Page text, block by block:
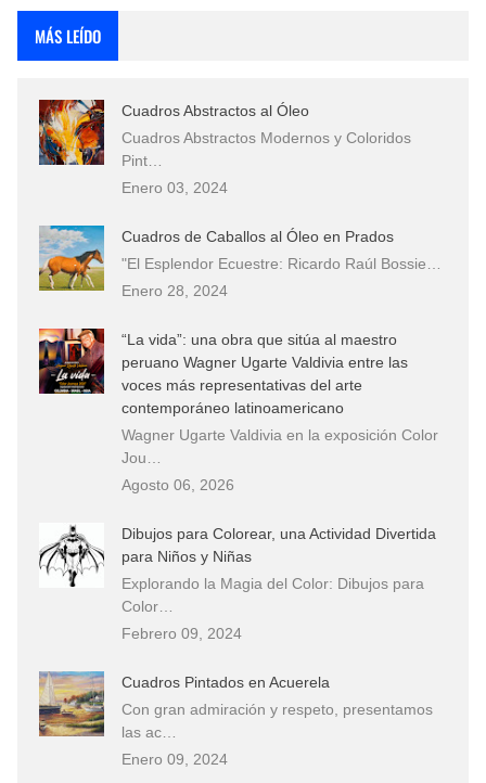
Que significan los cuadros de negras africanas?
El mundo del arte en pintura surrealista
MÁS LEÍDO
Cuadros Abstractos al Óleo
Cuadros Abstractos Modernos y Coloridos
Pint…
Enero 03, 2024
Cuadros de Caballos al Óleo en Prados
"El Esplendor Ecuestre: Ricardo Raúl Bossie…
Enero 28, 2024
“La vida”: una obra que sitúa al maestro
peruano Wagner Ugarte Valdivia entre las
voces más representativas del arte
contemporáneo latinoamericano
Wagner Ugarte Valdivia en la exposición Color
Jou…
Agosto 06, 2026
Dibujos para Colorear, una Actividad Divertida
para Niños y Niñas
Explorando la Magia del Color: Dibujos para
Color…
Febrero 09, 2024
Cuadros Pintados en Acuerela
Con gran admiración y respeto, presentamos
las ac…
Enero 09, 2024